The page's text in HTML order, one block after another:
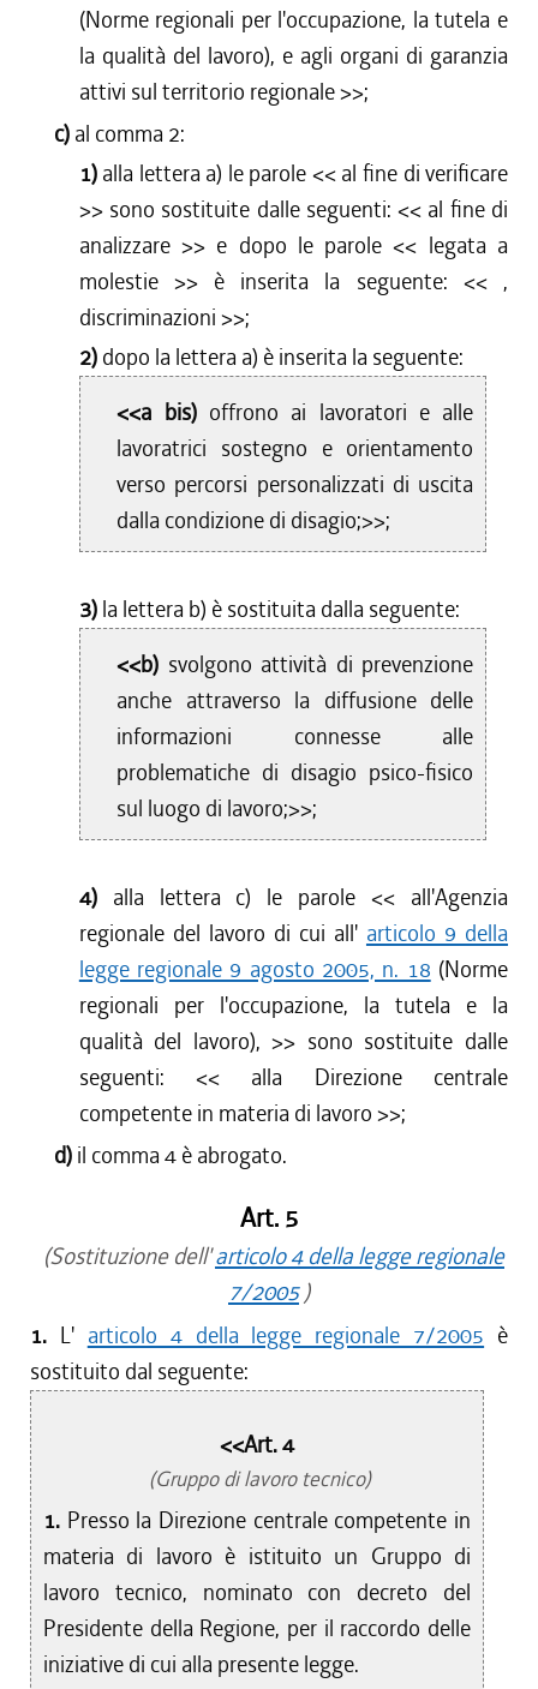
(Norme regionali per l'occupazione, la tutela e
la qualità del lavoro), e agli organi di garanzia
attivi sul territorio regionale>>;
c) al comma 2:
1) alla lettera a) le parole << al fine di verificare
>> sono sostituite dalle seguenti: << al fine di
analizzare>> e dopo le parole << legata a
molestie>> è inserita la seguente: << ,
discriminazioni >>;
2) dopo la lettera a) è inserita la seguente:
<<a bis) offrono ai lavoratori e alle
lavoratrici sostegno e orientamento
verso percorsi personalizzati di uscita
dalla condizione di disagio;>>;
3) la lettera b) è sostituita dalla seguente:
<<b) svolgono attività di prevenzione
anche attraverso la diffusione delle
informazioni connesse alle
problematiche di disagio psico-fisico
sul luogo di lavoro;>>;
4) alla lettera c) le parole << all'Agenzia
regionale del lavoro di cui all' articolo 9 della
legge regionale 9 agosto 2005, n. 18 (Norme
regionali per l'occupazione, la tutela e la
qualità del lavoro),>> sono sostituite dalle
seguenti: << alla Direzione centrale
competente in materia di lavoro >>;
d) il comma 4 è abrogato.
Art. 5
(Sostituzione dell'articolo 4 della legge regionale
7/2005)
1. L' articolo 4 della legge regionale 7/2005 è
sostituito dal seguente:
<<Art. 4
(Gruppo di lavoro tecnico)
1. Presso la Direzione centrale competente in
materia di lavoro è istituito un Gruppo di
lavoro tecnico, nominato con decreto del
Presidente della Regione, per il raccordo delle
iniziative di cui alla presente legge.